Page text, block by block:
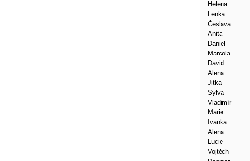
Helena
Lenka
Česlava
Anita
Daniel
Marcela
David
Alena
Jitka
Sylva
Vladimír
Marie
Ivanka
Alena
Lucie
Vojtěch